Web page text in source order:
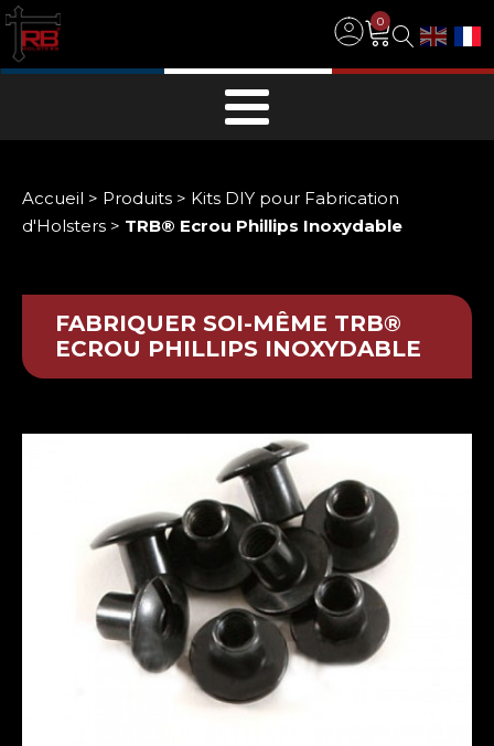
0
Accueil > Produits > Kits DIY pour Fabrication
d'Holsters > TRB® Ecrou Phillips Inoxydable
FABRIQUER SOI-MÊME TRB®
ECROU PHILLIPS INOXYDABLE